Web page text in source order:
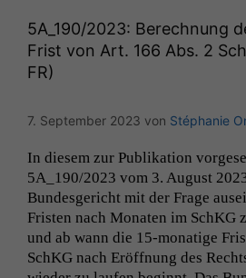
5A_190/2023: Berechnung
Frist von Art. 166 Abs. 2
FR)
7. September 2023 von Stéphanie
In diesem zur Pub­lika­tion
5A_190/2023 vom 3. August
Bun­des­gericht mit der Frage
Fris­ten nach Monat­en im SchKG
und ab wann die 15-monatige
SchKG nach Eröff­nung des
wir